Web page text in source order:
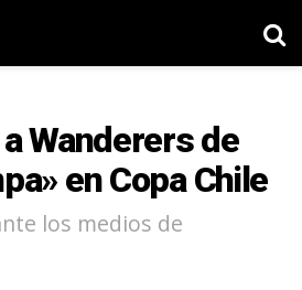
Wanderers de
en Copa Chile
los medios de